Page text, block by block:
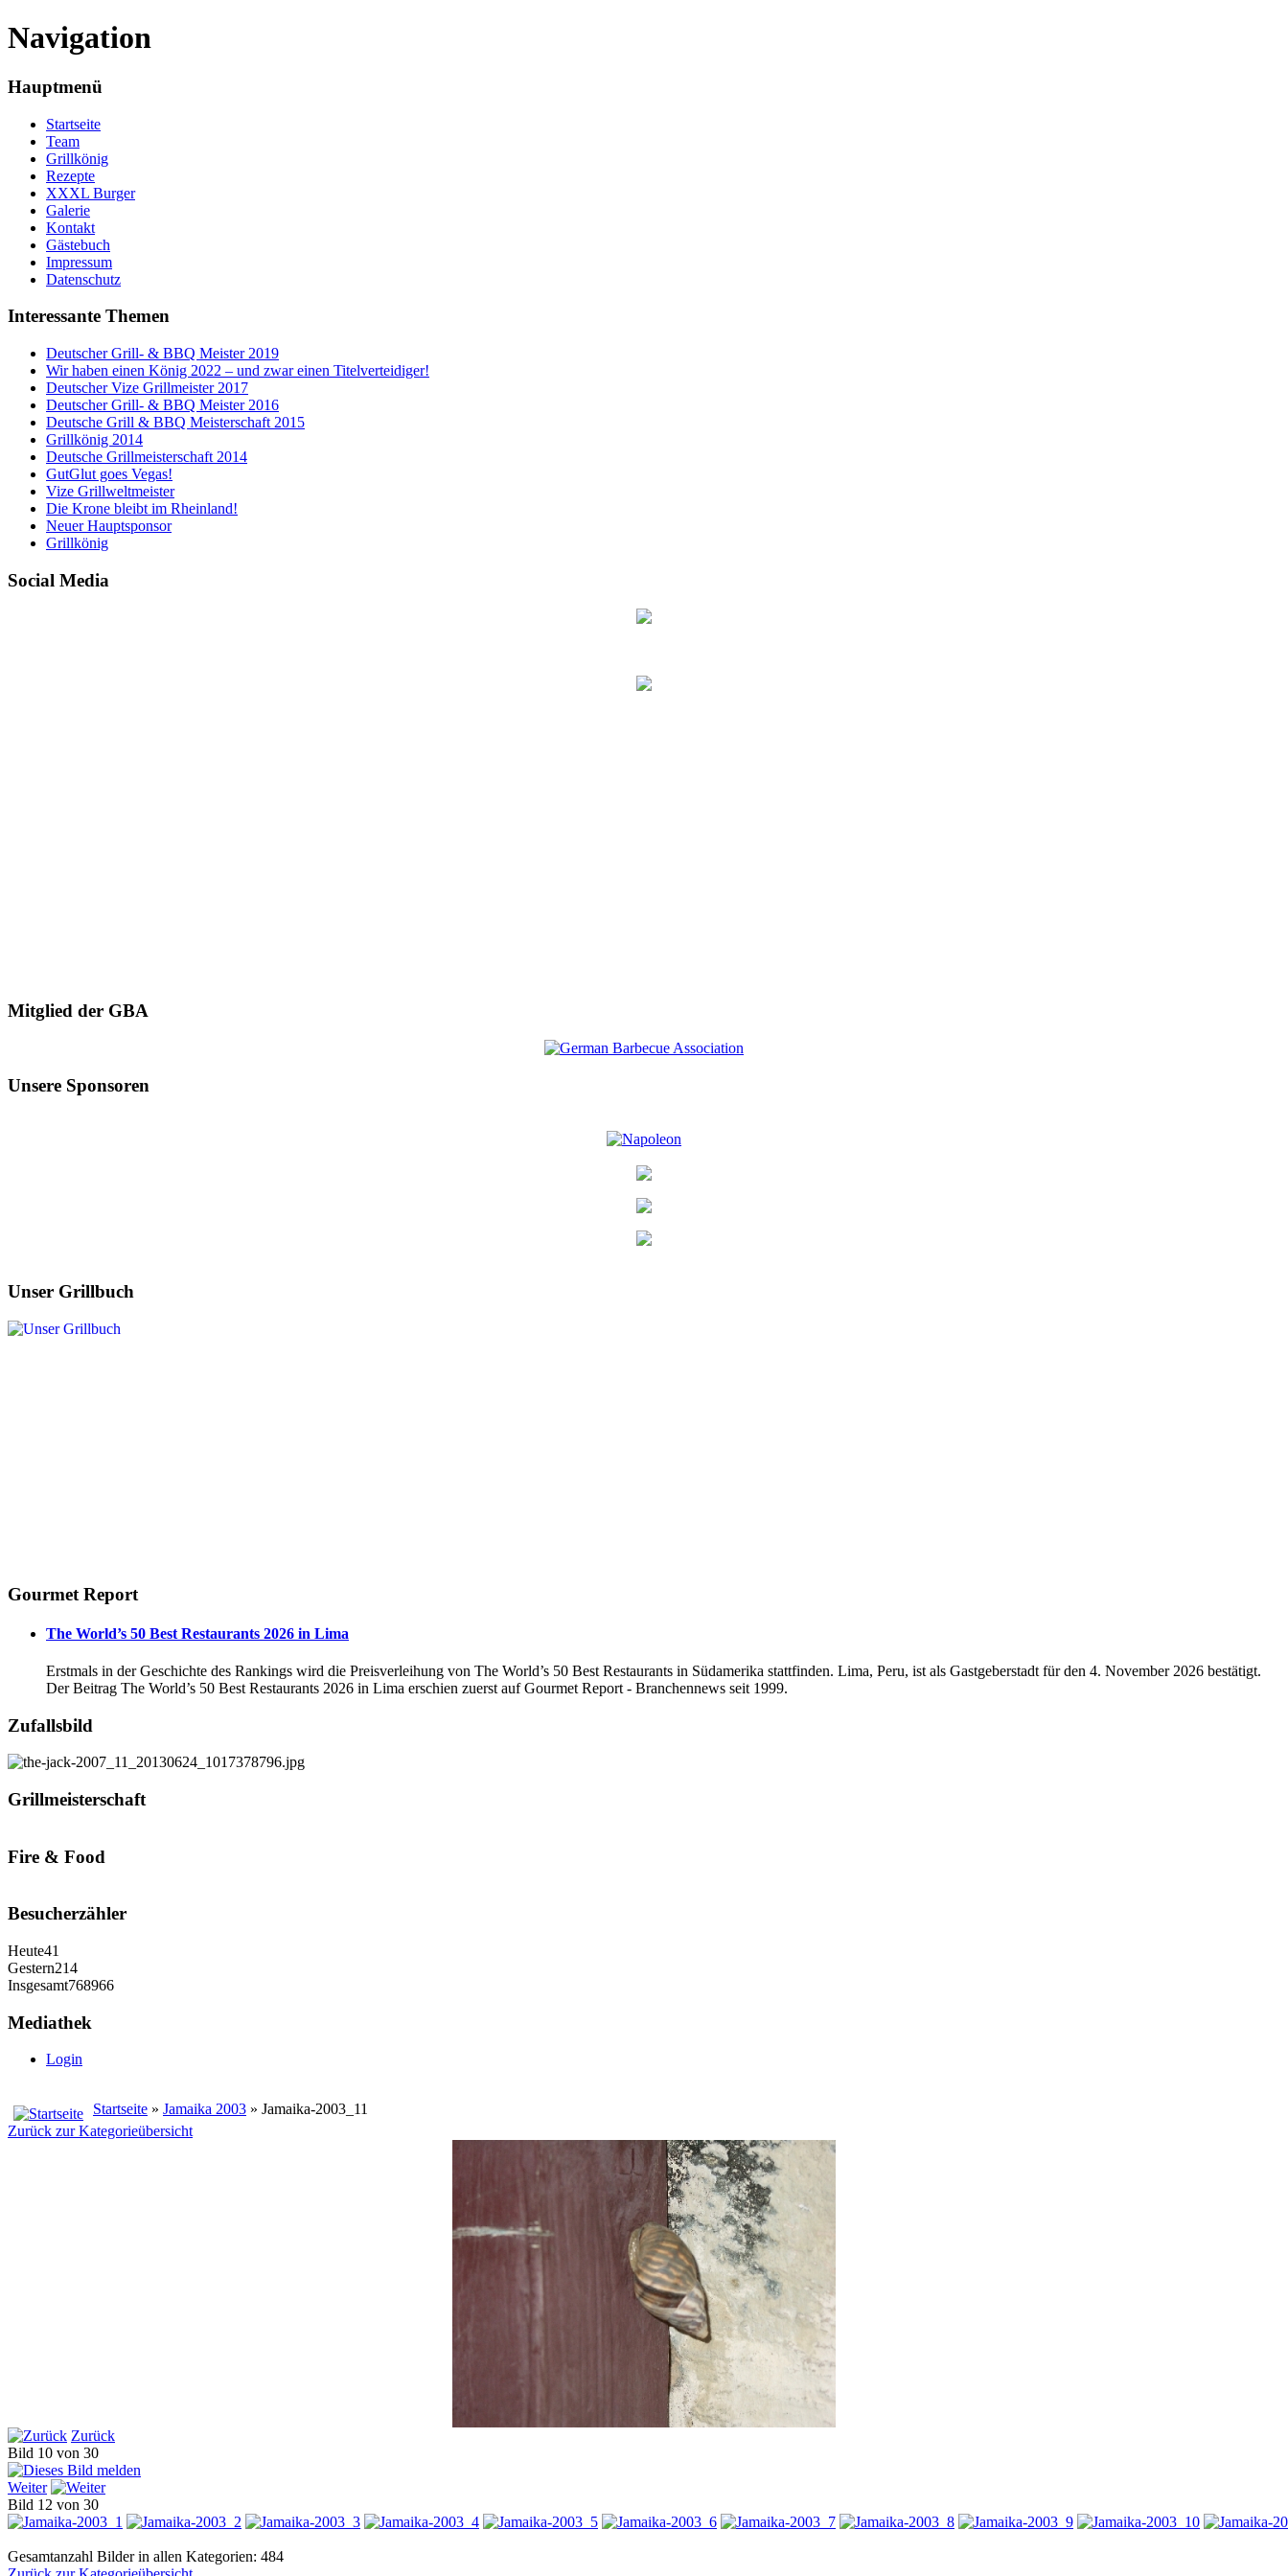
Navigation
Hauptmenü
Startseite
Team
Grillkönig
Rezepte
XXXL Burger
Galerie
Kontakt
Gästebuch
Impressum
Datenschutz
Interessante Themen
Deutscher Grill- & BBQ Meister 2019
Wir haben einen König 2022 – und zwar einen Titelverteidiger!
Deutscher Vize Grillmeister 2017
Deutscher Grill- & BBQ Meister 2016
Deutsche Grill & BBQ Meisterschaft 2015
Grillkönig 2014
Deutsche Grillmeisterschaft 2014
GutGlut goes Vegas!
Vize Grillweltmeister
Die Krone bleibt im Rheinland!
Neuer Hauptsponsor
Grillkönig
Social Media
Mitglied der GBA
Unsere Sponsoren
Unser Grillbuch
Gourmet Report
The World’s 50 Best Restaurants 2026 in Lima
Erstmals in der Geschichte des Rankings wird die Preisverleihung von The World’s 50 Best Restaurants in Südamerika stattfinden. Lima, Peru, ist als Gastgeberstadt für den 4. November 2026 bestätigt.
Der Beitrag The World’s 50 Best Restaurants 2026 in Lima erschien zuerst auf Gourmet Report - Branchennews seit 1999.
Zufallsbild
Grillmeisterschaft
Fire & Food
Besucherzähler
Heute41
Gestern214
Insgesamt768966
Mediathek
Login
Startseite » Jamaika 2003 » Jamaika-2003_11
Zurück zur Kategorieübersicht
Zurück
Bild 10 von 30
Weiter
Bild 12 von 30
Gesamtanzahl Bilder in allen Kategorien: 484